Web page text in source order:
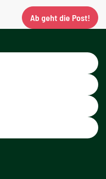
Ab geht die Post!